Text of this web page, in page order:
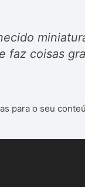
faz coisas
para o seu